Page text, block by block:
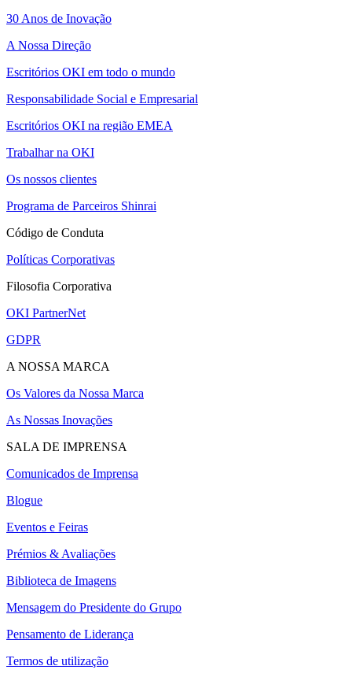
30 Anos de Inovação
A Nossa Direção
Escritórios OKI em todo o mundo
Responsabilidade Social e Empresarial
Escritórios OKI na região EMEA
Trabalhar na OKI
Os nossos clientes
Programa de Parceiros Shinrai
Código de Conduta
Políticas Corporativas
Filosofia Corporativa
OKI PartnerNet
GDPR
A NOSSA MARCA
Os Valores da Nossa Marca
As Nossas Inovações
SALA DE IMPRENSA
Comunicados de Imprensa
Blogue
Eventos e Feiras
Prémios & Avaliações
Biblioteca de Imagens
Mensagem do Presidente do Grupo
Pensamento de Liderança
Termos de utilização